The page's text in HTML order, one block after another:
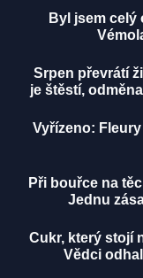
Byl jsem celý
Srpen převrátí
je štěstí,
Vyřízeno:
Při bouřce na
Jednu
Cukr, který stojí
Vědci